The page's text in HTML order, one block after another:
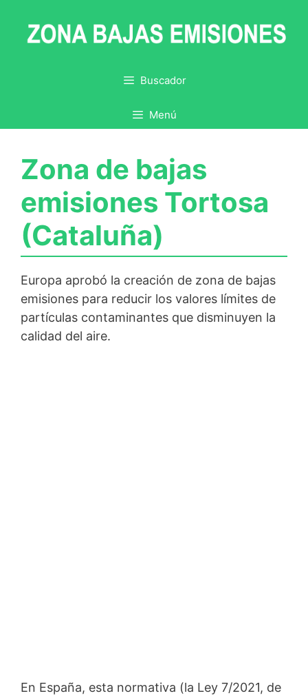
contenido
Buscador
Menú
Zona de bajas
emisiones Tortosa
(Cataluña)
Europa aprobó la creación de zona de bajas
emisiones para reducir los valores límites de
partículas contaminantes que disminuyen la
calidad del aire.
En España, esta normativa (la Ley 7/2021, de